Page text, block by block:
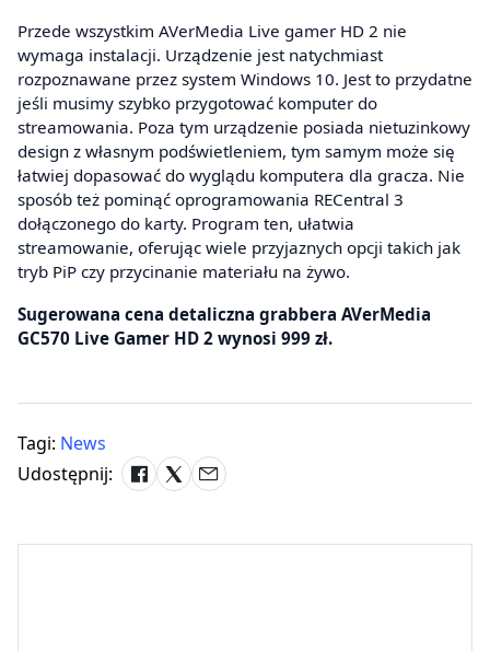
Przede wszystkim AVerMedia Live gamer HD 2 nie
wymaga instalacji. Urządzenie jest natychmiast
rozpoznawane przez system Windows 10. Jest to przydatne
jeśli musimy szybko przygotować komputer do
streamowania. Poza tym urządzenie posiada nietuzinkowy
design z własnym podświetleniem, tym samym może się
łatwiej dopasować do wyglądu komputera dla gracza. Nie
sposób też pominąć oprogramowania RECentral 3
dołączonego do karty. Program ten, ułatwia
streamowanie, oferując wiele przyjaznych opcji takich jak
tryb PiP czy przycinanie materiału na żywo.
Sugerowana cena detaliczna grabbera AVerMedia
GC570 Live Gamer HD 2 wynosi 999 zł.
Tagi: News
Udostępnij: